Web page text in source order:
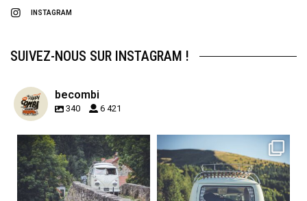
INSTAGRAM
SUIVEZ-NOUS SUR INSTAGRAM !
becombi
340 6 421
becombi